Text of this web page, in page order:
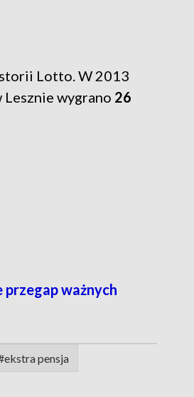
Lotto. W 2013
Lesznie wygrano 26
przegap ważnych
pensja